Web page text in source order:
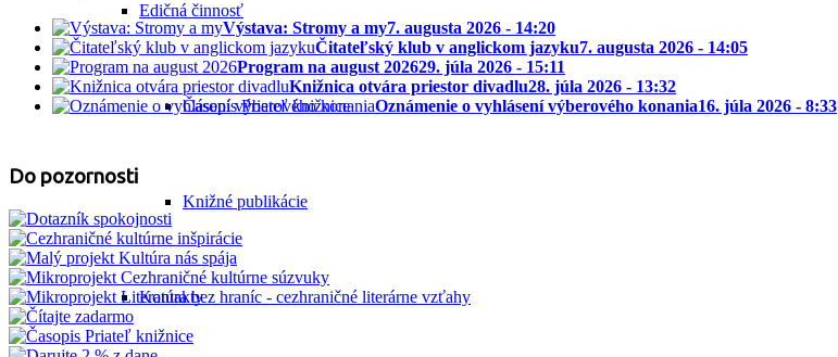
Edičná činnosť
Časopis Priateľ knižnice
Knižné publikácie
Kontakty
Výstava: Stromy a my7. augusta 2026 - 14:20
Čitateľský klub v anglickom jazyku7. augusta 2026 - 14:05
Program na august 202629. júla 2026 - 15:11
Knižnica otvára priestor divadlu28. júla 2026 - 13:32
Oznámenie o vyhlásení výberového konania16. júla 2026 - 8:33
Do pozornosti